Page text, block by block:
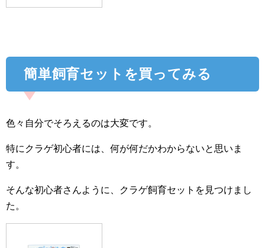
簡単飼育セットを買ってみる
色々自分でそろえるのは大変です。
特にクラゲ初心者には、何が何だかわからないと思いま
す。
そんな初心者さんように、クラゲ飼育セットを見つけまし
た。